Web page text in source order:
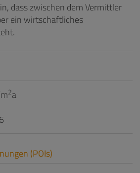
dass zwischen dem Vermittler
ein wirtschaftliches
2a
(POIs)